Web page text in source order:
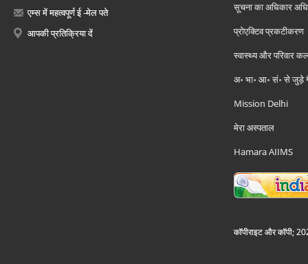
एम्स में महत्वपूर्ण ई -मेल पते
आपकी प्रतिक्रिया दें
सूचना का अधिकार
प्रोएक्टिव प्रकटीकरण
स्वास्थ्य और परिवार
अ॰ भा॰ आ॰ सं॰ से जुड़े
Mission Delhi
मेरा अस्पताल
Hamara AIIMS
कॉपीराइट और कॉपी;